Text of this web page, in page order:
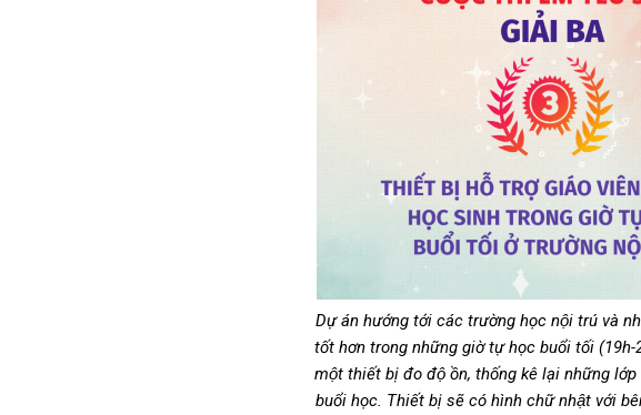
Dự án hướng tới các trường học nội trú và
tốt hơn trong những giờ tự học buổi tối (19h-
một thiết bị đo độ ồn, thống kê lại những
buổi học. Thiết bị sẽ có hình chữ nhật với